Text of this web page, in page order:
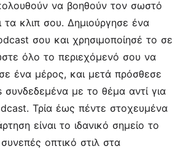
να βοηθούν τον σωστό
τα κλιπ σου. Δημιούργησε ένα
σου και χρησιμοποίησέ το σε
όλο το περιεχόμενό σου να
ένα μέρος, και μετά πρόσθεσε
συνδεδεμένα με το θέμα αντί για
Τρία έως πέντε στοχευμένα
είναι το ιδανικό σημείο το
οπτικό στιλ στα